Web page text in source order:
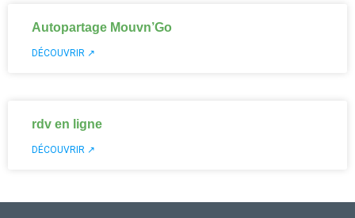
Autopartage Mouvn’Go
DÉCOUVRIR ↗
rdv en ligne
DÉCOUVRIR ↗